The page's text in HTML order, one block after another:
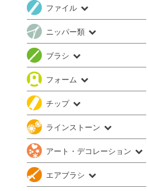
ファイル
ニッパー類
ブラシ
フォーム
チップ
ラインストーン
アート・デコレーション
エアブラシ